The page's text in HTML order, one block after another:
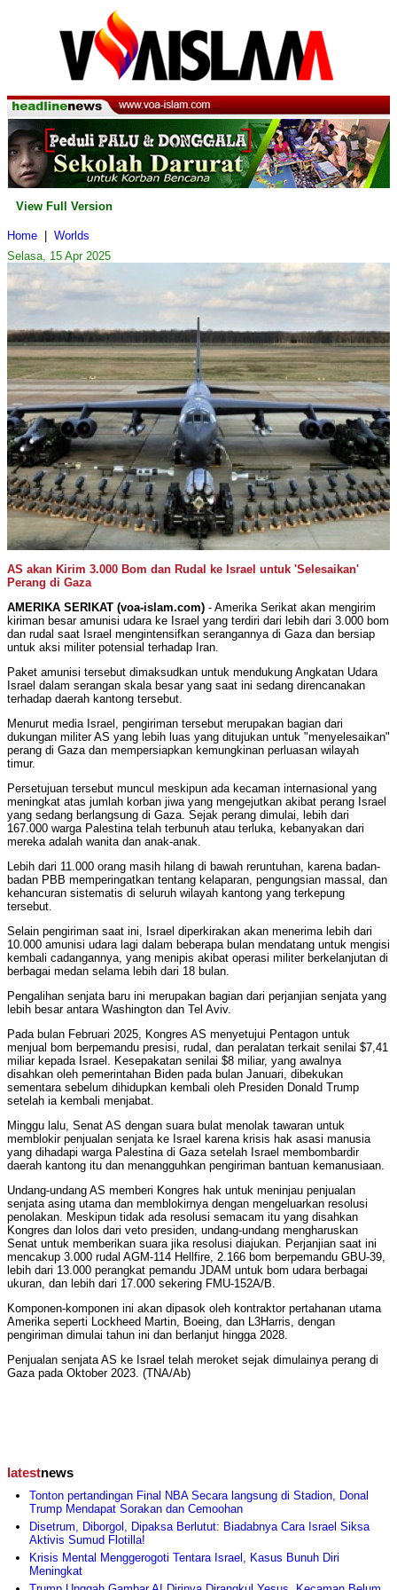
View Full Version
Home
Worlds
Selasa, 15 Apr 2025
AS akan Kirim 3.000 Bom dan Rudal ke Israel untuk 'Selesaikan'
Perang di Gaza
AMERIKA SERIKAT (voa-islam.com) - Amerika Serikat akan mengirim
kiriman besar amunisi udara ke Israel yang terdiri dari lebih dari 3.000 bom
dan rudal saat Israel mengintensifkan serangannya di Gaza dan bersiap
untuk aksi militer potensial terhadap Iran.
Paket amunisi tersebut dimaksudkan untuk mendukung Angkatan Udara
Israel dalam serangan skala besar yang saat ini sedang direncanakan
terhadap daerah kantong tersebut.
Menurut media Israel, pengiriman tersebut merupakan bagian dari
dukungan militer AS yang lebih luas yang ditujukan untuk "menyelesaikan"
perang di Gaza dan mempersiapkan kemungkinan perluasan wilayah
timur.
Persetujuan tersebut muncul meskipun ada kecaman internasional yang
meningkat atas jumlah korban jiwa yang mengejutkan akibat perang Israel
yang sedang berlangsung di Gaza. Sejak perang dimulai, lebih dari
167.000 warga Palestina telah terbunuh atau terluka, kebanyakan dari
mereka adalah wanita dan anak-anak.
Lebih dari 11.000 orang masih hilang di bawah reruntuhan, karena badan-
badan PBB memperingatkan tentang kelaparan, pengungsian massal, dan
kehancuran sistematis di seluruh wilayah kantong yang terkepung
tersebut.
Selain pengiriman saat ini, Israel diperkirakan akan menerima lebih dari
10.000 amunisi udara lagi dalam beberapa bulan mendatang untuk mengisi
kembali cadangannya, yang menipis akibat operasi militer berkelanjutan di
berbagai medan selama lebih dari 18 bulan.
Pengalihan senjata baru ini merupakan bagian dari perjanjian senjata yang
lebih besar antara Washington dan Tel Aviv.
Pada bulan Februari 2025, Kongres AS menyetujui Pentagon untuk
menjual bom berpemandu presisi, rudal, dan peralatan terkait senilai $7,41
miliar kepada Israel. Kesepakatan senilai $8 miliar, yang awalnya
disahkan oleh pemerintahan Biden pada bulan Januari, dibekukan
sementara sebelum dihidupkan kembali oleh Presiden Donald Trump
setelah ia kembali menjabat.
Minggu lalu, Senat AS dengan suara bulat menolak tawaran untuk
memblokir penjualan senjata ke Israel karena krisis hak asasi manusia
yang dihadapi warga Palestina di Gaza setelah Israel membombardir
daerah kantong itu dan menangguhkan pengiriman bantuan kemanusiaan.
Undang-undang AS memberi Kongres hak untuk meninjau penjualan
senjata asing utama dan memblokirnya dengan mengeluarkan resolusi
penolakan. Meskipun tidak ada resolusi semacam itu yang disahkan
Kongres dan lolos dari veto presiden, undang-undang mengharuskan
Senat untuk memberikan suara jika resolusi diajukan. Perjanjian saat ini
mencakup 3.000 rudal AGM-114 Hellfire, 2.166 bom berpemandu GBU-39,
lebih dari 13.000 perangkat pemandu JDAM untuk bom udara berbagai
ukuran, dan lebih dari 17.000 sekering FMU-152A/B.
Komponen-komponen ini akan dipasok oleh kontraktor pertahanan utama
Amerika seperti Lockheed Martin, Boeing, dan L3Harris, dengan
pengiriman dimulai tahun ini dan berlanjut hingga 2028.
Penjualan senjata AS ke Israel telah meroket sejak dimulainya perang di
Gaza pada Oktober 2023. (TNA/Ab)
latestnews
Tonton pertandingan Final NBA Secara langsung di Stadion, Donal
Trump Mendapat Sorakan dan Cemoohan
Disetrum, Diborgol, Dipaksa Berlutut: Biadabnya Cara Israel Siksa
Aktivis Sumud Flotilla!
Krisis Mental Menggerogoti Tentara Israel, Kasus Bunuh Diri
Meningkat